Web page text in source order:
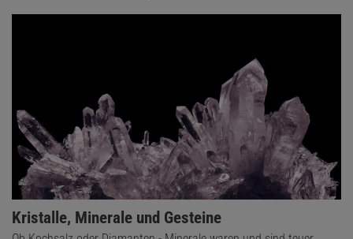
Kristalle, Minerale und Gesteine